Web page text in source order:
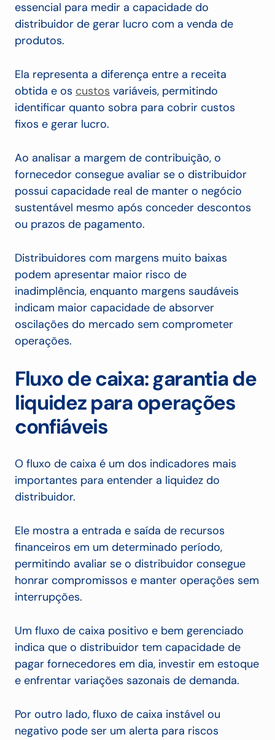
essencial para medir a capacidade do
distribuidor de gerar lucro com a venda de
produtos.
Ela representa a diferença entre a receita
obtida e os custos variáveis, permitindo
identificar quanto sobra para cobrir custos
fixos e gerar lucro.
Ao analisar a margem de contribuição, o
fornecedor consegue avaliar se o distribuidor
possui capacidade real de manter o negócio
sustentável mesmo após conceder descontos
ou prazos de pagamento.
Distribuidores com margens muito baixas
podem apresentar maior risco de
inadimplência, enquanto margens saudáveis
indicam maior capacidade de absorver
oscilações do mercado sem comprometer
operações.
Fluxo de caixa: garantia de
liquidez para operações
confiáveis
O fluxo de caixa é um dos indicadores mais
importantes para entender a liquidez do
distribuidor.
Ele mostra a entrada e saída de recursos
financeiros em um determinado período,
permitindo avaliar se o distribuidor consegue
honrar compromissos e manter operações sem
interrupções.
Um fluxo de caixa positivo e bem gerenciado
indica que o distribuidor tem capacidade de
pagar fornecedores em dia, investir em estoque
e enfrentar variações sazonais de demanda.
Por outro lado, fluxo de caixa instável ou
negativo pode ser um alerta para riscos